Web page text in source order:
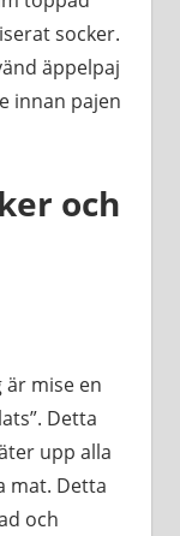
socker.
äppelpaj
innan pajen
och
är mise en
Detta
upp alla
mat. Detta
och